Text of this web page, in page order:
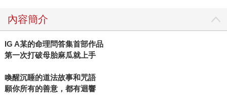
內容簡介
IG A某的命理問答集首部作品
第一次打破母胎麻瓜就上手
喚醒沉睡的道法故事和咒語
願你所有的善意，都有迴響